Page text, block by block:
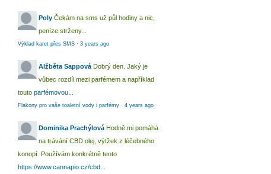
Poly Čekám na sms už půl hodiny a nic,
peníze strženy...
Výklad karet přes SMS · 3 years ago
Alžběta Sappová Dobrý den. Jaký je
vůbec rozdíl mezi parfémem a například
touto parfémovou...
Flakony pro vaše toaletní vody i parfémy · 4 years ago
Dominika Prachýlová Hodně mi pomáhá
na trávání CBD olej, výtžek z léčebného
konopí. Používám konkrétně tento
https://www.cannapio.cz/cbd...